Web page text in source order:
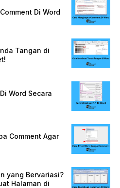
Di Word
Tangan di
Word Secara
Comment Agar
yang Bervariasi?
Halaman di